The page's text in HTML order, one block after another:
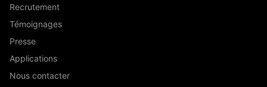
Recrutement
Témoignages
Presse
Applications
Nous contacter